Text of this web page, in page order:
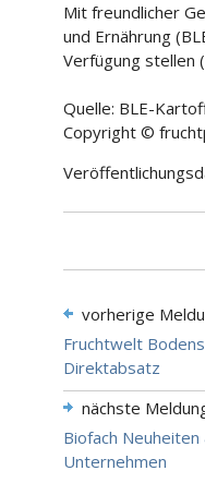
Mit freundlicher
und Ernährung
Verfügung stellen
Quelle: BLE-
Copyright ©
vorherige
Fruchtwelt
Direktabsatz
nächste
Biofach
Unternehmen